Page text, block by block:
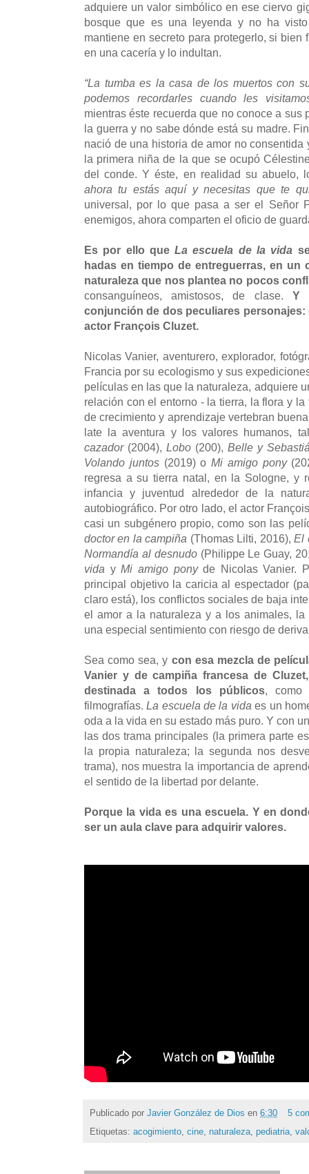
adquiere un valor simbólico en ese ciervo
bosque que es una leyenda y no ha
mantiene en secreto para protegerlo, si bien
en una cacería y lo indultan.
“La tumba es la casa de los muertos con
podemos recordarles cuando les
mientras éste recuerda que no conoce a sus
la guerra y no sabe dónde está su madre.
nació de una historia de amor no
la primera niña de la que se ocupó
del conde. Y éste, en realidad su abuelo,
ahora tu estás aquí y necesitas que te
universal, por lo que pasa a ser el Señor
enemigos, ahora comparten el oficio de
Es por ello queLa escuela de la vida
hadas en tiempo de entreguerras, en un
naturaleza que nos plantea no pocos
consanguíneos, amistosos, de clase. Y
conjunción de dos peculiares personajes:
actor François Cluzet.
Nicolas Vanier, aventurero, explorador,
Francia por su ecologismo y sus
películas en las que la naturaleza, adquiere
relación con el entorno - la tierra, la flora y
de crecimiento y aprendizaje vertebran
late la aventura y los valores humanos,
cazador (2004), Lobo (200), Belle y
Volando juntos(2019) oMi amigo pony
regresa a su tierra natal, en la Sologne, y
infancia y juventud alrededor de la
autobiográfico. Por otro lado, el actor
casi un subgénero propio, como son las
doctor en la campiña (Thomas Lilti, 2016),El
Normandía al desnudo(Philippe Le Guay,
vida yMi amigo ponyde Nicolas Vanier.
principal objetivo la caricia al espectador
claro está), los conflictos sociales de baja
el amor a la naturaleza y a los animales,
una especial sentimiento con riesgo de
Sea como sea, y con esa mezcla de
Vanier y de campiña francesa de
destinada a todos los públicos, como
filmografías.La escuela de la vida es un
oda a la vida en su estado más puro. Y con
las dos trama principales (la primera parte
la propia naturaleza; la segunda nos
trama), nos muestra la importancia de
el sentido de la libertad por delante.
Porque la vida es una escuela. Y en
ser un aula clave para adquirir valores.
Publicado por Javier González de Dios en 6:30
5
Etiquetas: acogimiento cine naturaleza pediatria